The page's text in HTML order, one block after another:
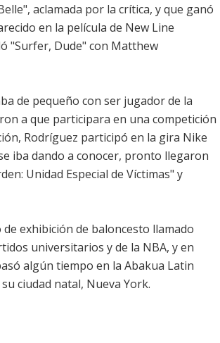
aclamada por la crítica, y que ganó
en la película de New Line
"Surfer, Dude" con Matthew
de pequeño con ser jugador de la
a que participara en una competición
Rodríguez participó en la gira Nike
iba dando a conocer, pronto llegaron
Unidad Especial de Víctimas" y
exhibición de baloncesto llamado
universitarios y de la NBA, y en
algún tiempo en la Abakua Latin
ciudad natal, Nueva York.